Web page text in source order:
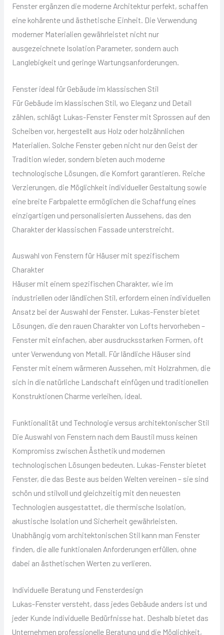
Fenster ergänzen die moderne Architektur perfekt, schaffen
eine kohärente und ästhetische Einheit. Die Verwendung
moderner Materialien gewährleistet nicht nur
ausgezeichnete Isolation Parameter, sondern auch
Langlebigkeit und geringe Wartungsanforderungen.
Fenster ideal für Gebäude im klassischen Stil
Für Gebäude im klassischen Stil, wo Eleganz und Detail
zählen, schlägt Lukas-Fenster Fenster mit Sprossen auf den
Scheiben vor, hergestellt aus Holz oder holzähnlichen
Materialien. Solche Fenster geben nicht nur den Geist der
Tradition wieder, sondern bieten auch moderne
technologische Lösungen, die Komfort garantieren. Reiche
Verzierungen, die Möglichkeit individueller Gestaltung sowie
eine breite Farbpalette ermöglichen die Schaffung eines
einzigartigen und personalisierten Aussehens, das den
Charakter der klassischen Fassade unterstreicht.
Auswahl von Fenstern für Häuser mit spezifischem
Charakter
Häuser mit einem spezifischen Charakter, wie im
industriellen oder ländlichen Stil, erfordern einen individuellen
Ansatz bei der Auswahl der Fenster. Lukas-Fenster bietet
Lösungen, die den rauen Charakter von Lofts hervorheben –
Fenster mit einfachen, aber ausdrucksstarken Formen, oft
unter Verwendung von Metall. Für ländliche Häuser sind
Fenster mit einem wärmeren Aussehen, mit Holzrahmen, die
sich in die natürliche Landschaft einfügen und traditionellen
Konstruktionen Charme verleihen, ideal.
Funktionalität und Technologie versus architektonischer Stil
Die Auswahl von Fenstern nach dem Baustil muss keinen
Kompromiss zwischen Ästhetik und modernen
technologischen Lösungen bedeuten. Lukas-Fenster bietet
Fenster, die das Beste aus beiden Welten vereinen – sie sind
schön und stilvoll und gleichzeitig mit den neuesten
Technologien ausgestattet, die thermische Isolation,
akustische Isolation und Sicherheit gewährleisten.
Unabhängig vom architektonischen Stil kann man Fenster
finden, die alle funktionalen Anforderungen erfüllen, ohne
dabei an ästhetischen Werten zu verlieren.
Individuelle Beratung und Fensterdesign
Lukas-Fenster versteht, dass jedes Gebäude anders ist und
jeder Kunde individuelle Bedürfnisse hat. Deshalb bietet das
Unternehmen professionelle Beratung und die Möglichkeit,